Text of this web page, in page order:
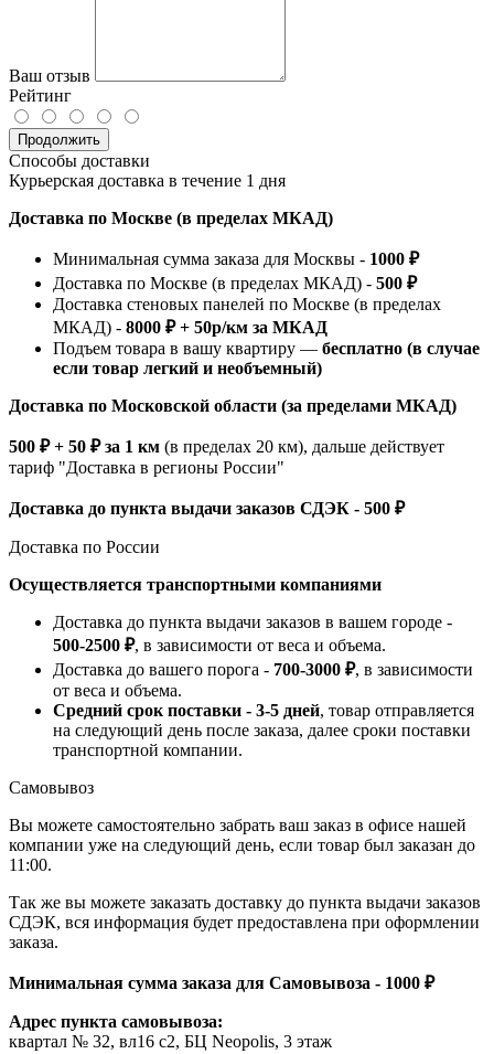
Ваш отзыв
Рейтинг
Продолжить
Способы доставки
Курьерская доставка в течение 1 дня
Доставка по Москве (в пределах МКАД)
Минимальная сумма заказа для Москвы - 1000 ₽
Доставка по Москве (в пределах МКАД) - 500 ₽
Доставка стеновых панелей по Москве (в пределах
МКАД) - 8000 ₽ + 50р/км за МКАД
Подъем товара в вашу квартиру — бесплатно (в случае
если товар легкий и необъемный)
Доставка по Московской области (за пределами МКАД)
500 ₽ + 50 ₽ за 1 км (в пределах 20 км), дальше действует
тариф "Доставка в регионы России"
Доставка до пункта выдачи заказов СДЭК - 500 ₽
Доставка по России
Осуществляется транспортными компаниями
Доставка до пункта выдачи заказов в вашем городе -
500-2500 ₽, в зависимости от веса и объема.
Доставка до вашего порога - 700-3000 ₽, в зависимости
от веса и объема.
Средний срок поставки - 3-5 дней, товар отправляется
на следующий день после заказа, далее сроки поставки
транспортной компании.
Самовывоз
Вы можете самостоятельно забрать ваш заказ в офисе нашей
компании уже на следующий день, если товар был заказан до
11:00.
Так же вы можете заказать доставку до пункта выдачи заказов
СДЭК, вся информация будет предоставлена при оформлении
заказа.
Минимальная сумма заказа для Самовывоза - 1000 ₽
Адрес пункта самовывоза:
квартал № 32, вл16 с2, БЦ Neopolis, 3 этаж